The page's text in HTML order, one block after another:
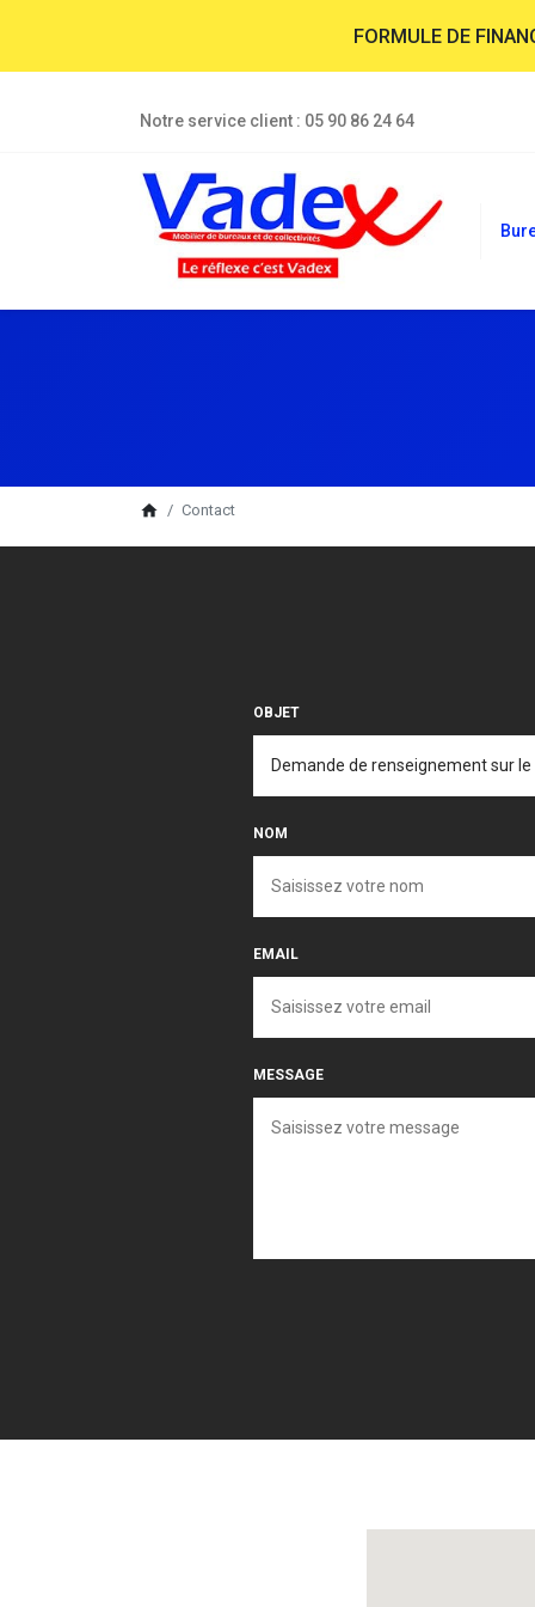
FORMULE DE
Notre service client : 05 90 86 24 64
breadcrumb
home Contact
OBJET
NOM
EMAIL
MESSAGE